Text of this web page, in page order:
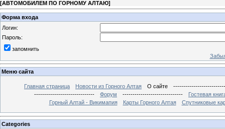
[АВТОМОБИЛЕМ ПО ГОРНОМУ АЛТАЮ]
Форма входа
Логин:
Пароль:
запомнить
Меню сайта
Главная страница Новости из Горного Алтая О сайте
------------------------------
Форум ------------------------------
Гостевая
Горный Алтай - Викимапия
Карты Горного Алтая Спутниковые
Categories